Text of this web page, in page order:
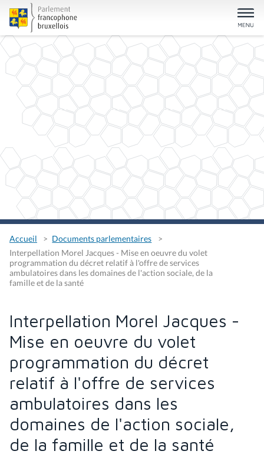
Accueil
Documents parlementaires
Interpellation Morel Jacques - Mise en oeuvre du volet
programmation du décret relatif à l'offre de services
ambulatoires dans les domaines de l'action sociale, de la
famille et de la santé
Interpellation Morel Jacques -
Mise en oeuvre du volet
programmation du décret
relatif à l'offre de services
ambulatoires dans les
domaines de l'action sociale,
de la famille et de la santé